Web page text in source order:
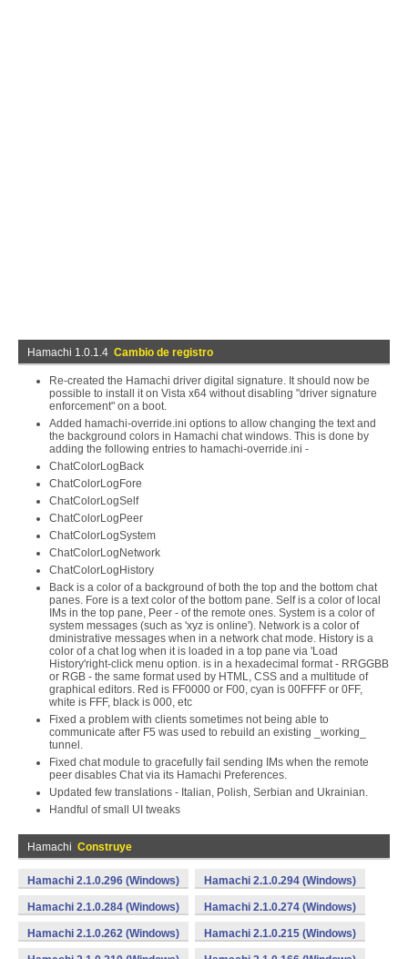
Hamachi 1.0.1.4 Cambio de registro
Re-created the Hamachi driver digital signature. It should now be
possible to install it on Vista x64 without disabling "driver signature
enforcement" on a boot.
Added hamachi-override.ini options to allow changing the text and
the background colors in Hamachi chat windows. This is done by
adding the following entries to hamachi-override.ini -
ChatColorLogBack
ChatColorLogFore
ChatColorLogSelf
ChatColorLogPeer
ChatColorLogSystem
ChatColorLogNetwork
ChatColorLogHistory
Back is a color of a background of both the top and the bottom chat
panes. Fore is a text color of the bottom pane. Self is a color of local
IMs in the top pane, Peer - of the remote ones. System is a color of
system messages (such as 'xyz is online'). Network is a color of
dministrative messages when in a network chat mode. History is a
color of a chat log when it is loaded in a top pane via 'Load
History'right-click menu option. is in a hexadecimal format - RRGGBB
or RGB - the same format used by HTML, CSS and a multitude of
graphical editors. Red is FF0000 or F00, cyan is 00FFFF or 0FF,
white is FFF, black is 000, etc
Fixed a problem with clients sometimes not being able to
communicate after F5 was used to rebuild an existing _working_
tunnel.
Fixed chat module to gracefully fail sending IMs when the remote
peer disables Chat via its Hamachi Preferences.
Updated few translations - Italian, Polish, Serbian and Ukrainian.
Handful of small UI tweaks
Hamachi Construye
Hamachi 2.1.0.296 (Windows) Hamachi 2.1.0.294 (Windows)
Hamachi 2.1.0.284 (Windows) Hamachi 2.1.0.274 (Windows)
Hamachi 2.1.0.262 (Windows) Hamachi 2.1.0.215 (Windows)